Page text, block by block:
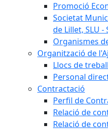
Promoció
Societat
de Lillet, SLU -
Organismes
Organització de
Llocs de treball
Personal
Contractació
Perfil de
Relació de
Relació de